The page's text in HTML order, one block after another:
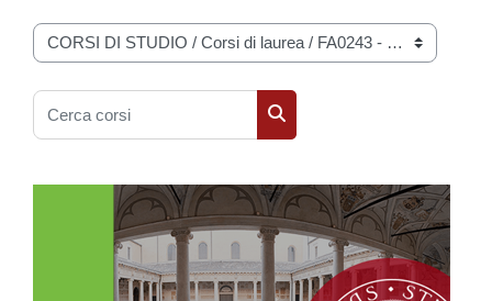
Categorie di corso
Cerca corsi
Cerca corsi